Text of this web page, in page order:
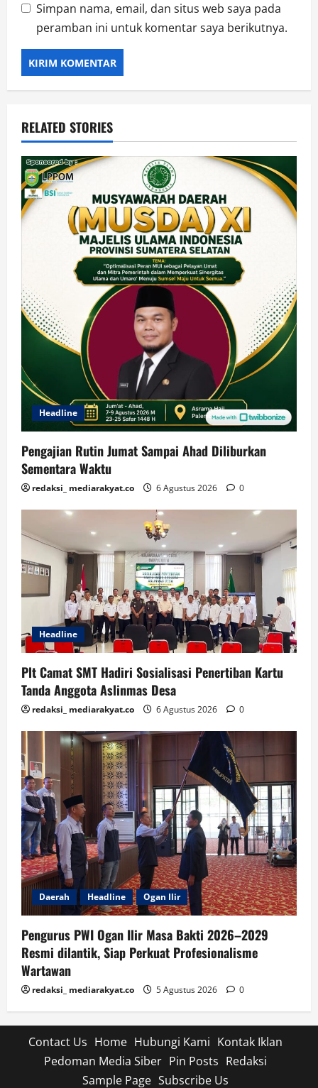
Simpan nama, email, dan situs web saya pada
peramban ini untuk komentar saya berikutnya.
RELATED STORIES
Headline
Pengajian Rutin Jumat Sampai Ahad Diliburkan
Sementara Waktu
redaksi_ mediarakyat.co 6 Agustus 2026 0
Headline
Plt Camat SMT Hadiri Sosialisasi Penertiban Kartu
Tanda Anggota Aslinmas Desa
redaksi_ mediarakyat.co 6 Agustus 2026 0
Daerah Headline Ogan Ilir
Pengurus PWI Ogan Ilir Masa Bakti 2026–2029
Resmi dilantik, Siap Perkuat Profesionalisme
Wartawan
redaksi_ mediarakyat.co 5 Agustus 2026 0
Contact Us Home Hubungi Kami Kontak Iklan
Pedoman Media Siber Pin Posts Redaksi
Sample Page Subscribe Us